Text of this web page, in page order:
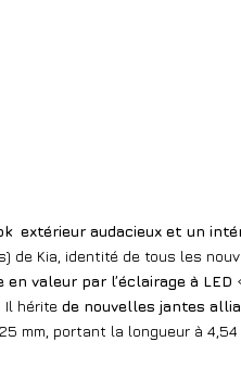
extérieur audacieux et un
de Kia, identité de tous les
valeur par l’éclairage à LED
Il héritede nouvelles jantes
mm, portant la longueur à 4,54